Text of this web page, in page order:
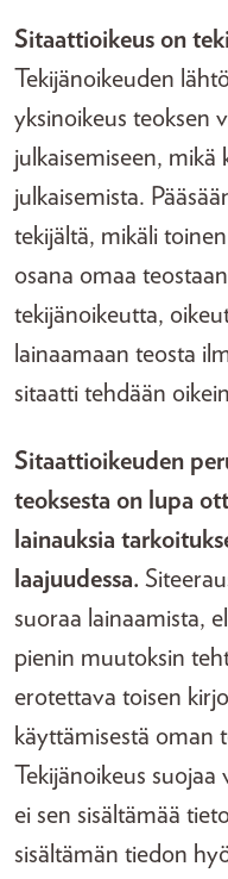
Sitaattioikeus on
Tekijänoikeuden
yksinoikeus teoksen
julkaisemiseen, mikä
julkaisemista.
tekijältä, mikäli
osana omaa
tekijänoikeutta,
lainaamaan teosta
sitaatti tehdään
Sitaattioikeuden
teoksesta on lupa
lainauksia
laajuudessa.
suoraa lainaamista,
pienin muutoksin
erotettava toisen
käyttämisestä oman
Tekijänoikeus
ei sen sisältämää
sisältämän tiedon